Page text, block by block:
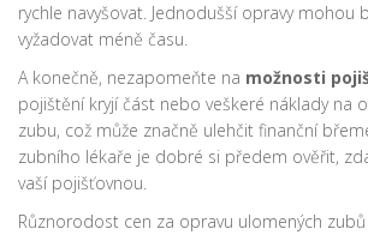
rychle navyšovat. Jednodušší opravy mohou
vyžadovat méně času.
A konečně, nezapomeňte na možnosti
pojištění kryjí část nebo veškeré náklady na
zubu, což může značně ulehčit finanční
zubního lékaře je dobré si předem ověřit,
vaší pojišťovnou.
Různorodost cen za opravu ulomených